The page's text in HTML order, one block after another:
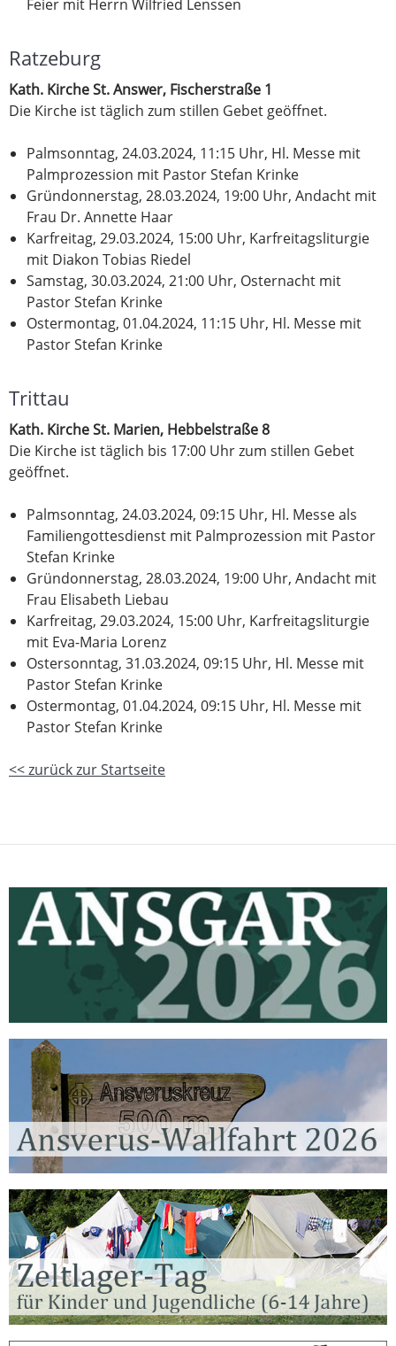
Feier mit Herrn Wilfried Lenssen
Ratzeburg
Kath. Kirche St. Answer, Fischerstraße 1
Die Kirche ist täglich zum stillen Gebet geöffnet.
Palmsonntag, 24.03.2024, 11:15 Uhr, Hl. Messe mit
Palmprozession mit Pastor Stefan Krinke
Gründonnerstag, 28.03.2024, 19:00 Uhr, Andacht mit
Frau Dr. Annette Haar
Karfreitag, 29.03.2024, 15:00 Uhr, Karfreitagsliturgie
mit Diakon Tobias Riedel
Samstag, 30.03.2024, 21:00 Uhr, Osternacht mit
Pastor Stefan Krinke
Ostermontag, 01.04.2024, 11:15 Uhr, Hl. Messe mit
Pastor Stefan Krinke
Trittau
Kath. Kirche St. Marien, Hebbelstraße 8
Die Kirche ist täglich bis 17:00 Uhr zum stillen Gebet
geöffnet.
Palmsonntag, 24.03.2024, 09:15 Uhr, Hl. Messe als
Familiengottesdienst mit Palmprozession mit Pastor
Stefan Krinke
Gründonnerstag, 28.03.2024, 19:00 Uhr, Andacht mit
Frau Elisabeth Liebau
Karfreitag, 29.03.2024, 15:00 Uhr, Karfreitagsliturgie
mit Eva-Maria Lorenz
Ostersonntag, 31.03.2024, 09:15 Uhr, Hl. Messe mit
Pastor Stefan Krinke
Ostermontag, 01.04.2024, 09:15 Uhr, Hl. Messe mit
Pastor Stefan Krinke
<< zurück zur Startseite